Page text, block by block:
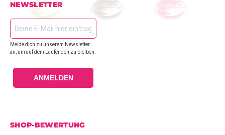
NEWSLETTER
Melde dich zu unserem Newsletter
an, um auf dem Laufenden zu bleiben.
ANMELDEN
SHOP-BEWERTUNG